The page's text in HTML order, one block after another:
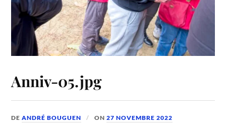
Anniv-05.jpg
DEANDRÉ BOUGUEN ON27 NOVEMBRE 2022